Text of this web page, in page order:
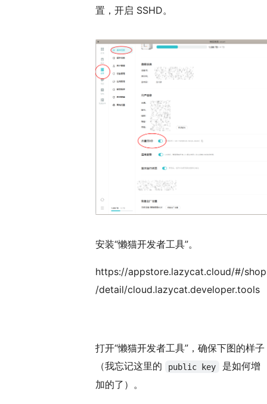
置，开启 SSHD。
安装“懒猫开发者工具”。
https://appstore.lazycat.cloud/#/shop
/detail/cloud.lazycat.developer.tools
打开“懒猫开发者工具”，确保下图的样子
（我忘记这里的
public key
是如何增
加的了）。